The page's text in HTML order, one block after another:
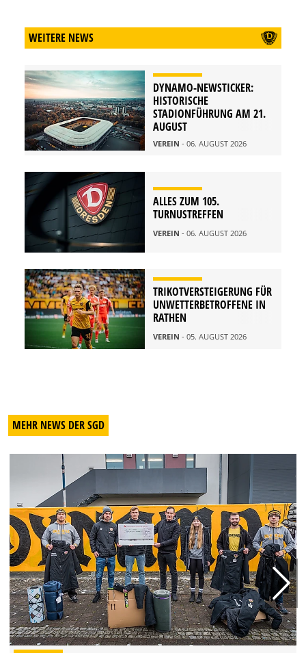
WEITERE NEWS
DYNAMO-NEWSTICKER:
HISTORISCHE
STADIONFÜHRUNG AM 21.
AUGUST
VEREIN - 06. AUGUST 2026
ALLES ZUM 105.
TURNUSTREFFEN
VEREIN - 06. AUGUST 2026
TRIKOTVERSTEIGERUNG FÜR
UNWETTERBETROFFENE IN
RATHEN
VEREIN - 05. AUGUST 2026
MEHR NEWS DER SGD